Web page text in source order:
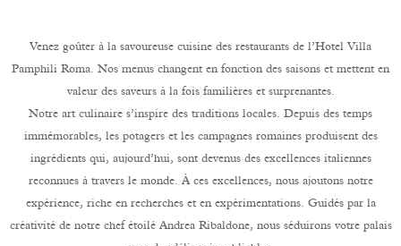
Venez goûter à la savoureuse cuisine des restaurants de l’Hotel Villa
Pamphili Roma. Nos menus changent en fonction des saisons et mettent en
valeur des saveurs à la fois familières et surprenantes.
Notre art culinaire s’inspire des traditions locales. Depuis des temps
immémorables, les potagers et les campagnes romaines produisent des
ingrédients qui, aujourd’hui, sont devenus des excellences italiennes
reconnues à travers le monde. À ces excellences, nous ajoutons notre
expérience, riche en recherches et en expérimentations. Guidés par la
créativité de notre chef étoilé Andrea Ribaldone, nous séduirons votre palais